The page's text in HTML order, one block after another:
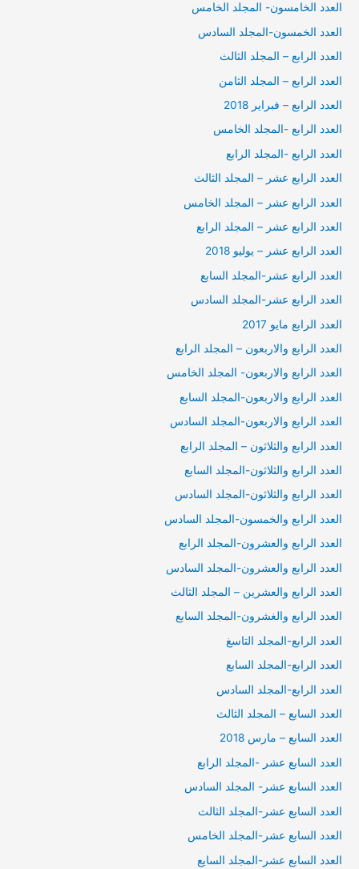
العدد الخامسون- المجلد الخامس
العدد الخمسون-المجلد السادس
العدد الرابع – المجلد الثالث
العدد الرابع – المجلد الثامن
العدد الرابع – فبراير 2018
العدد الرابع -المجلد الخامس
العدد الرابع -المجلد الرابع
العدد الرابع عشر – المجلد الثالث
العدد الرابع عشر – المجلد الخامس
العدد الرابع عشر – المجلد الرابع
العدد الرابع عشر – يوليو 2018
العدد الرابع عشر-المجلد السابع
العدد الرابع عشر-المجلد السادس
العدد الرابع مايو 2017
العدد الرابع والاربعون – المجلد الرابع
العدد الرابع والاربعون- المجلد الخامس
العدد الرابع والاربعون-المجلد السابع
العدد الرابع والاربعون-المجلد السادس
العدد الرابع والثلاثون – المجلد الرابع
العدد الرابع والثلاثون-المجلد السابع
العدد الرابع والثلاثون-المجلد السادس
العدد الرابع والخمسون-المجلد السادس
العدد الرابع والعشرون-المجلد الرابع
العدد الرابع والعشرون-المجلد السادس
العدد الرابع والعشرين – المجلد الثالث
العدد الرابع والغشرون-المجلد السابع
العدد الرابع-المجلد التاسغ
العدد الرابع-المجلد السابع
العدد الرابع-المجلد السادس
العدد السابع – المجلد الثالث
العدد السابع – مارس 2018
العدد السابع عشر -المجلد الرابع
العدد السابع عشر- المجلد السادس
العدد السابع عشر-المجلد الثالث
العدد السابع عشر-المجلد الخامس
العدد السابع عشر-المجلد السايع